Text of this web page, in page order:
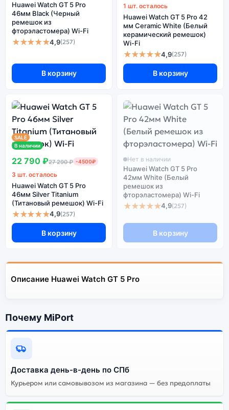
Huawei Watch GT 5 Pro
46мм Black (Черный
ремешок из
фторэластомера) Wi-Fi
★★★★★4,9(257)
В корзину
1 шт. осталось
Huawei Watch GT 5 Pro 42
мм Ceramic White (Белый
керамический ремешок)
Wi-Fi
★★★★★4,9(257)
В корзину
SALE
В наличии
22 790 ₽27 290 ₽ -4500₽
3 шт. осталось
Huawei Watch GT 5 Pro
46мм Silver Titanium
(Титановый ремешок) Wi-Fi
★★★★★4,9(257)
В корзину
Нет в наличии
Huawei Watch GT 5 Pro
42мм White (Белый
ремешок из
фторэластомера) Wi-Fi
★★★★★4,9(257)
В корзину
Описание Huawei Watch GT 5 Pro
Почему MiPort
Доставка день-в-день по СПб
Курьером или самовывозом из магазина — без предоплаты